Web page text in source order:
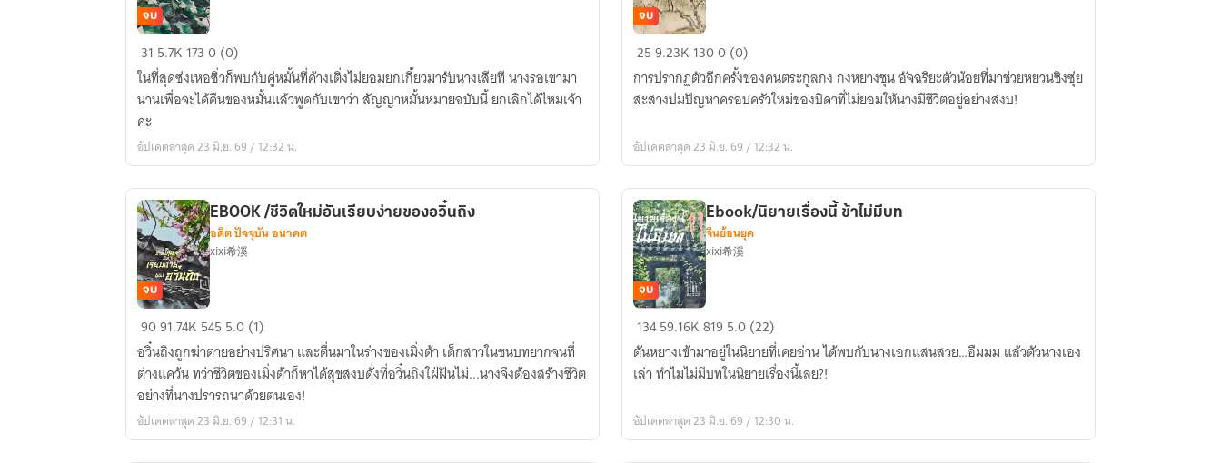
หนู
หก
จนจบ)
Ebook/
สัญญา
หมั้น
หมาย
นี้
ยกเลิก
ไหม
เจ้า
คะ?!
จบ
31 5.7K 1730 (0)
ในที่สุดซ่งเหอซิ่วก็พบกับคู่หมั้นที่ค้างเติ่งไม่ยอมยกเกี้ยวมารับนางเสียที นางรอเขามา
นานเพื่อจะได้คืนของหมั้นแล้วพูดกับเขาว่า สัญญาหมั้นหมายฉบับนี้ ยกเลิกได้ไหมเจ้า
คะ
อัปเดตล่าสุด 23 มิ.ย. 69 / 12:32 น.
Ebook/
ข้า
อยู่
สงบ
หรือ
ไม่?!
จบ
259.23K 1300 (0)
การปรากฏตัวอีกครั้งของคนตระกูลกง กงหยางชุน อัจฉริยะตัวน้อยที่มาช่วยหยวนชิงซุ่ย
สะสางปมปัญหาครอบครัวใหม่ของบิดาที่ไม่ยอมให้นางมีชีวิตอยู่อย่างสงบ!
อัปเดตล่าสุด 23 มิ.ย. 69 / 12:32 น.
EBOOK
ชีวิต
ใหม่
อัน
เรียบ
จบ
EBOOK /ชีวิตใหม่อันเรียบง่ายของอวิ๋นถิง
อดีต ปัจจุบัน อนาคต
xixi希溪
9091.74K 545 5.0 (1)
อวิ๋นถิงถูกฆ่าตายอย่างปริศนา และตื่นมาในร่างของเมิ่งต้า เด็กสาวในชนบทยากจนที่
ต่างแคว้น ทว่าชีวิตของเมิ่งต้าก็หาได้สุขสงบดั่งที่อวิ๋นถิงใฝ่ฝันไม่...นางจึงต้องสร้างชีวิต
อย่างที่นางปรารถนาด้วยตนเอง!
อัปเดตล่าสุด 23 มิ.ย. 69 / 12:31 น.
Ebook/
นิยาย
เรื่อง
นี้
ไม่มี
จบ
Ebook/นิยายเรื่องนี้ ข้าไม่มีบท
จีนย้อนยุค
xixi希溪
13459.16K819 5.0 (22)
ตันหยางเข้ามาอยู่ในนิยายที่เคยอ่าน ได้พบกับนางเอกแสนสวย…อืมมม แล้วตัวนางเอง
เล่า ทำไมไม่มีบทในนิยายเรื่องนี้เลย?!
อัปเดตล่าสุด 23 มิ.ย. 69 / 12:30 น.